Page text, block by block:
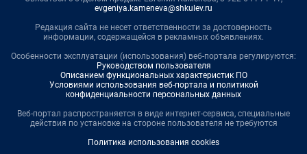
evgeniya.kameneva@shkulev.ru
Редакция сайта не несет ответственности за достоверность
информации, содержащейся в рекламных объявлениях.
Особенности эксплуатации (использования) веб-портала регулируются:
Руководством пользователя
Описанием функциональных характеристик ПО
Условиями использования веб-портала и политикой
конфиденциальности персональных данных
Веб-портал распространяется в виде интернет-сервиса, специальные
действия по установке на стороне пользователя не требуются
Политика использования cookies